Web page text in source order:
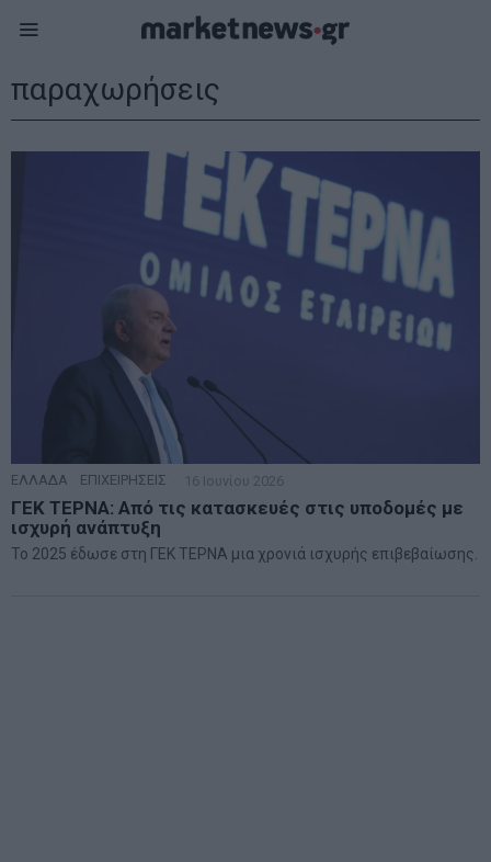
παραχωρήσεις
ΕΛΛΑΔΑ ΕΠΙΧΕΙΡΗΣΕΙΣ 16 Ιουνίου 2026
ΓΕΚ ΤΕΡΝΑ: Από τις κατασκευές στις υποδομές με
ισχυρή ανάπτυξη
Το 2025 έδωσε στη ΓΕΚ ΤΕΡΝΑ μια χρονιά ισχυρής επιβεβαίωσης.